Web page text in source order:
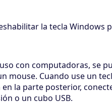
la tecla Windows
con computadoras, se
mouse. Cuando use un
la parte posterior,
o un cubo USB.